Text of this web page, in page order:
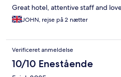
Great hotel, attentive staff and
JOHN, rejse på 2 nætter
Verificeret anmeldelse
10/10 Enestående